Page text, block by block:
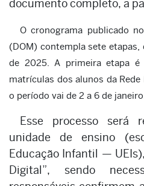
documento completo, a
O cronograma publicado
(DOM) contempla sete
de 2025. A primeira etapa é
matrículas dos alunos da Rede
o período vai de 2 a 6 de janeiro.
Esse processo será
unidade de ensino
Educação Infantil —
Digital”, sendo